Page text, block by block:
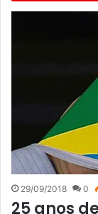
29/09/2018 0
25 anos